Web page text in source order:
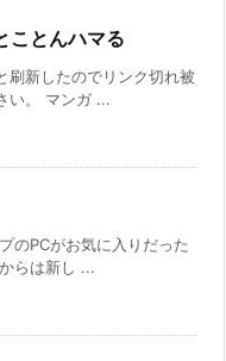
ことんハマる
刷新したのでリンク切れ被
い。 マンガ ...
のPCがお気に入りだった
らは新し ...